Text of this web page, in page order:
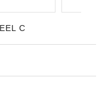
C